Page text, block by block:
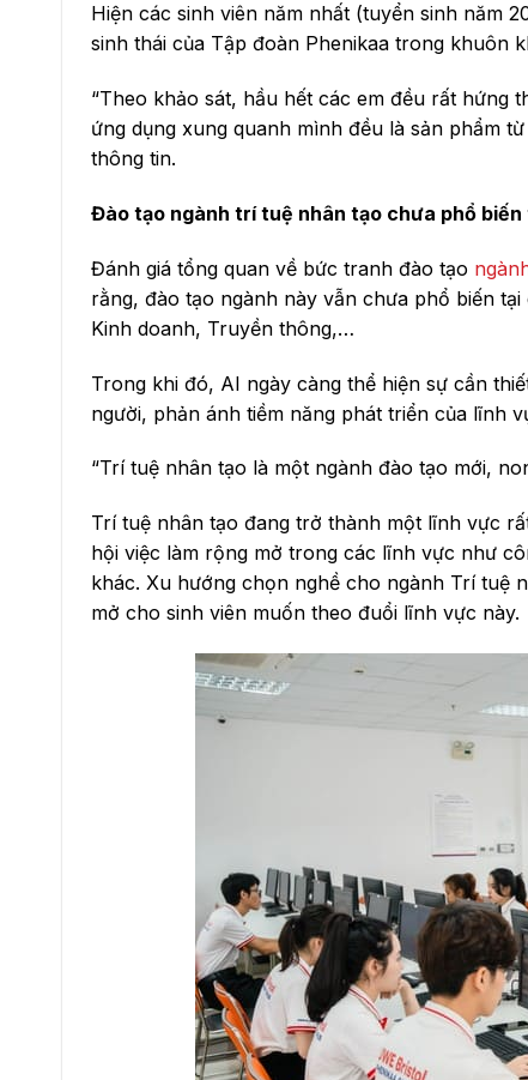
Hiện các sinh viên năm nhất (tuyển sinh năm
sinh thái của Tập đoàn Phenikaa trong khuôn
“Theo khảo sát, hầu hết các em đều rất hứng
ứng dụng xung quanh mình đều là sản phẩm
thông tin.
Đào tạo ngành trí tuệ nhân tạo chưa phổ
Đánh giá tổng quan về bức tranh đào tạo
rằng, đào tạo ngành này vẫn chưa phổ biến
Kinh doanh, Truyền thông,…
Trong khi đó, AI ngày càng thể hiện sự cần
người, phản ánh tiềm năng phát triển của lĩnh
“Trí tuệ nhân tạo là một ngành đào tạo mới,
Trí tuệ nhân tạo đang trở thành một lĩnh vực
hội việc làm rộng mở trong các lĩnh vực như
khác. Xu hướng chọn nghề cho ngành Trí tuệ
mở cho sinh viên muốn theo đuổi lĩnh vực này.